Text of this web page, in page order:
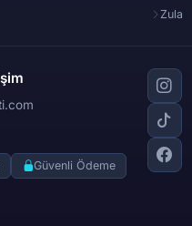
Zula
Güvenli Ödeme